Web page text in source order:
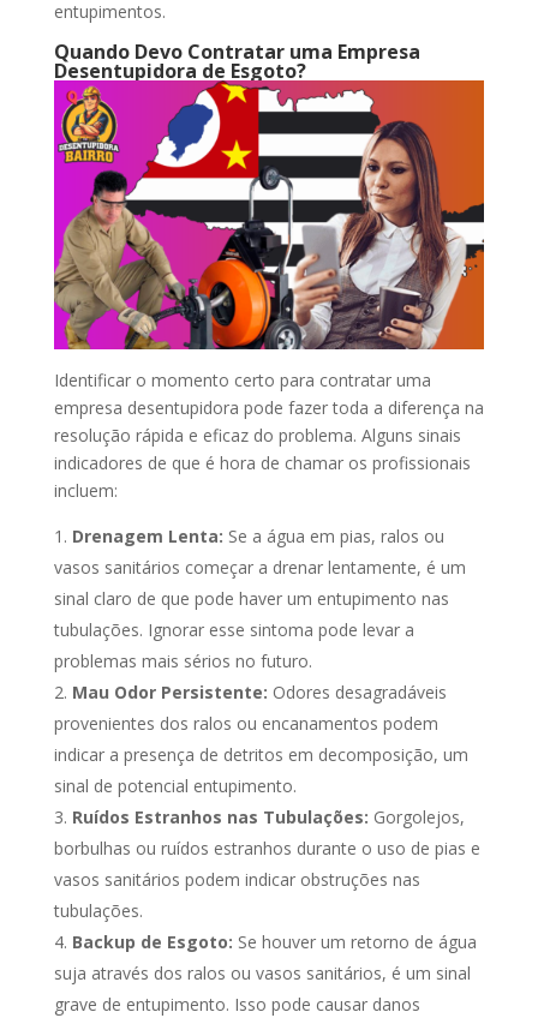
entupimentos.
Quando Devo Contratar uma Empresa
Desentupidora de Esgoto?
Identificar o momento certo para contratar uma
empresa desentupidora pode fazer toda a diferença na
resolução rápida e eficaz do problema. Alguns sinais
indicadores de que é hora de chamar os profissionais
incluem:
Drenagem Lenta: Se a água em pias, ralos ou
vasos sanitários começar a drenar lentamente, é um
sinal claro de que pode haver um entupimento nas
tubulações. Ignorar esse sintoma pode levar a
problemas mais sérios no futuro.
Mau Odor Persistente: Odores desagradáveis
provenientes dos ralos ou encanamentos podem
indicar a presença de detritos em decomposição, um
sinal de potencial entupimento.
Ruídos Estranhos nas Tubulações: Gorgolejos,
borbulhas ou ruídos estranhos durante o uso de pias e
vasos sanitários podem indicar obstruções nas
tubulações.
Backup de Esgoto: Se houver um retorno de água
suja através dos ralos ou vasos sanitários, é um sinal
grave de entupimento. Isso pode causar danos